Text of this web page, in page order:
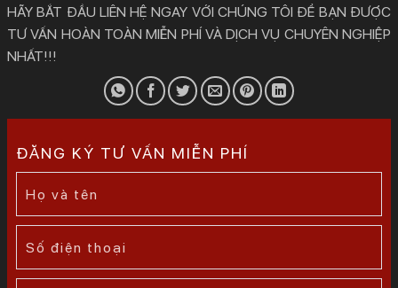
HÃY BẮT ĐẦU LIÊN HỆ NGAY VỚI CHÚNG TÔI ĐỂ BẠN ĐƯỢC
TƯ VẤN HOÀN TOÀN MIỄN PHÍ VÀ DỊCH VỤ CHUYÊN NGHIỆP
NHẤT!!!
ĐĂNG KÝ TƯ VẤN MIỄN PHÍ